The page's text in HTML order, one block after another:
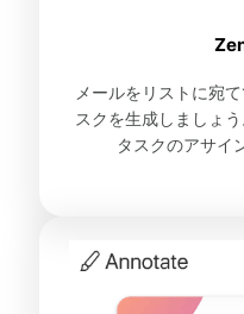
メールをリストに宛
スクを生成しましょ
タスクのアサイ